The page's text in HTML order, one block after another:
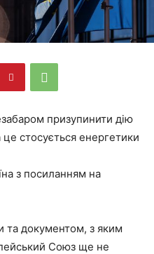
призупинити дію
стосується енергетики
з посиланням на
та документом, з яким
Союз ще не